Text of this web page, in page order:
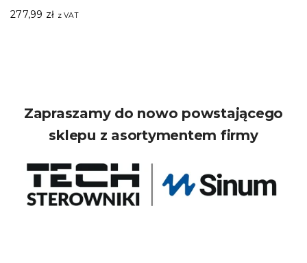
277,99 zł z VAT
Zapraszamy do nowo powstającego
sklepu z asortymentem firmy